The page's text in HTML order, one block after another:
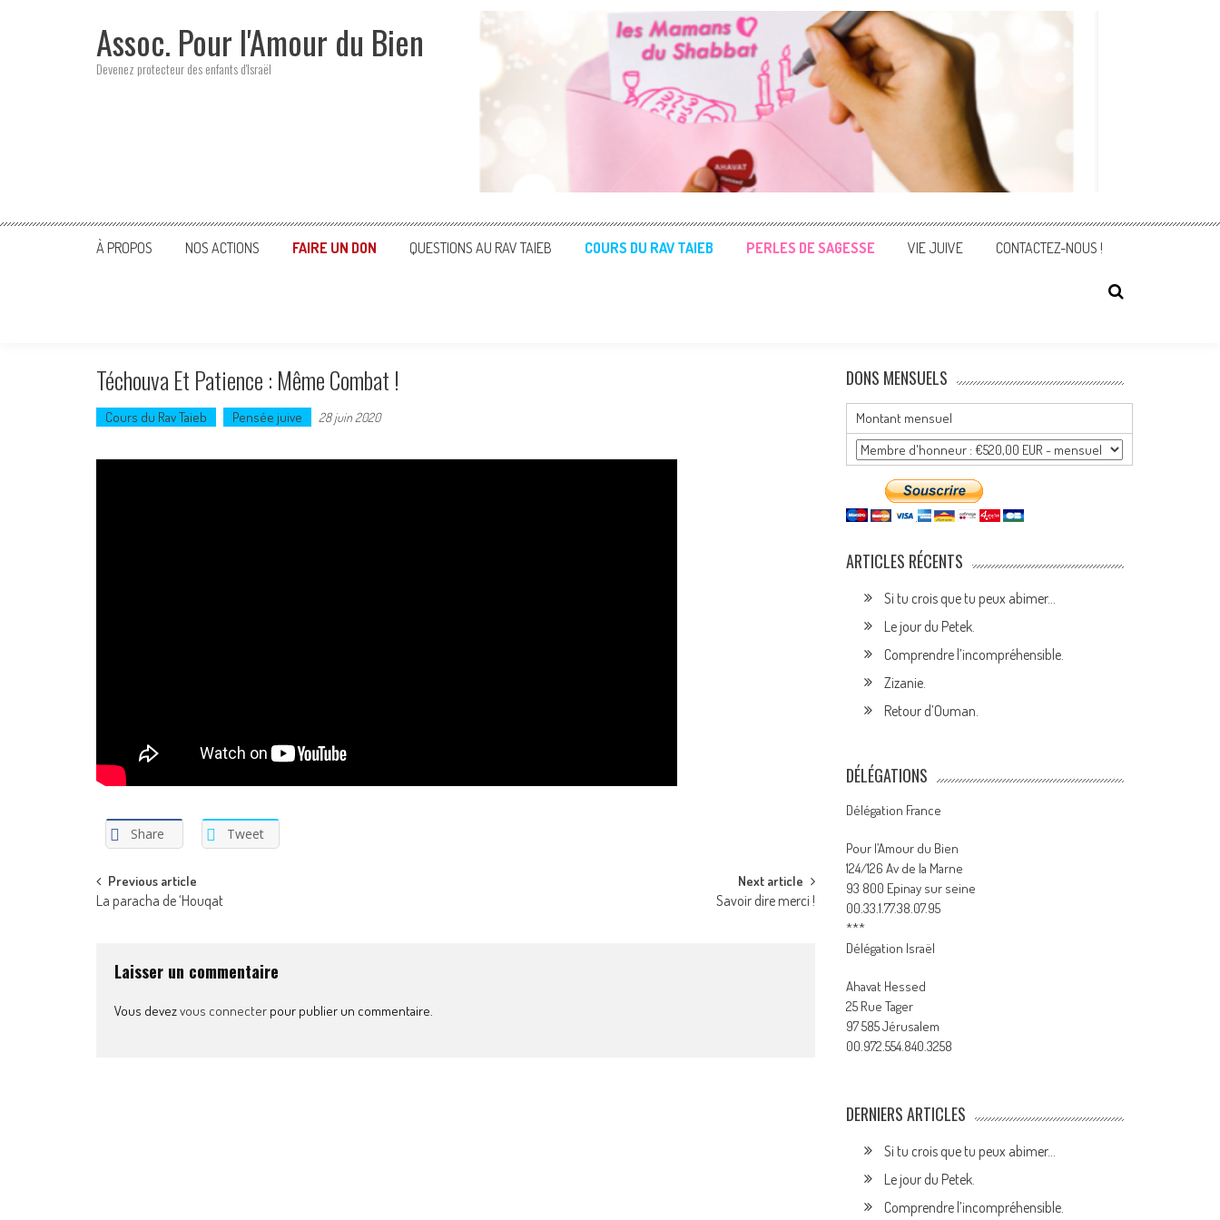
Assoc. Pour l'Amour du Bien
Devenez protecteur des enfants d'Israël
À PROPOS NOS ACTIONS FAIRE UN DON QUESTIONS AU RAV TAIEB COURS DU RAV TAIEB PERLES DE SAGESSE VIE JUIVE CONTACTEZ-NOUS !
Téchouva Et Patience : Même Combat !
Cours du Rav Taieb Pensée juive 28 juin 2020
Share Tweet
Post
navigation
Previous article
La paracha de ‘Houqat
Next article
Savoir dire merci !
Laisser un commentaire
Vous devezvous connecter pour publier un commentaire.
DONS MENSUELS
Montant mensuel
ARTICLES RÉCENTS
Si tu crois que tu peux abimer…
Le jour du Petek.
Comprendre l’incompréhensible.
Zizanie.
Retour d’Ouman.
DÉLÉGATIONS
Délégation France
Pour l’Amour du Bien
124/126 Av de la Marne
93 800 Epinay sur seine
00.33.1.77.38.07.95
***
Délégation Israël
Ahavat Hessed
25 Rue Tager
97 585 Jérusalem
00.972.554.840.3258
DERNIERS ARTICLES
Si tu crois que tu peux abimer…
Le jour du Petek.
Comprendre l’incompréhensible.